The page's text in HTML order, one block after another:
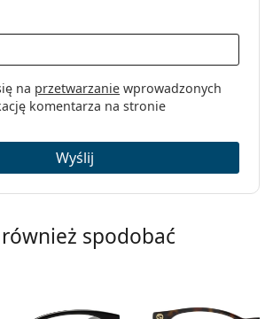
Vogue
0VO4108 280 51
na przetwarzanie wprowadzonych
komentarza na stronie
Wyślij
spodobać